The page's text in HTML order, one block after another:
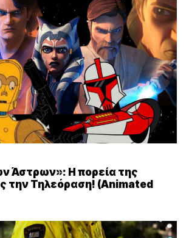
Άστρων»: Η πορεία της
την Τηλεόραση! (Animated